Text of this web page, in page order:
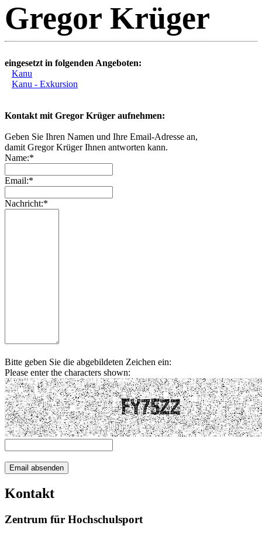
Gregor Krüger
eingesetzt in folgenden Angeboten:
Kanu
Kanu - Exkursion
Kontakt mit Gregor Krüger aufnehmen:
Geben Sie Ihren Namen und Ihre Email-Adresse an,
damit Gregor Krüger Ihnen antworten kann.
Name:*
Email:*
Nachricht:*
Bitte geben Sie die abgebildeten Zeichen ein:
Please enter the characters shown:
Kontakt
Zentrum für Hochschulsport